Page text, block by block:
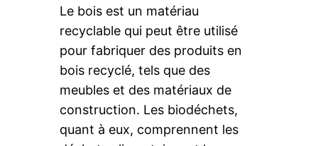
Le bois est un matériau
recyclable qui peut être utilisé
pour fabriquer des produits en
bois recyclé, tels que des
meubles et des matériaux de
construction. Les biodéchets,
quant à eux, comprennent les